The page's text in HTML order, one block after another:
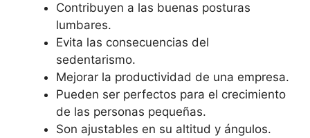
Contribuyen a las buenas posturas
lumbares.
Evita las consecuencias del
sedentarismo.
Mejorar la productividad de una empresa.
Pueden ser perfectos para el crecimiento
de las personas pequeñas.
Son ajustables en su altitud y ángulos.